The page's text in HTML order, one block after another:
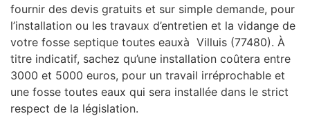
fournir des devis gratuits et sur simple demande, pour
l’installation ou les travaux d’entretien et la vidange de
votre fosse septique toutes eauxà Villuis (77480). À
titre indicatif, sachez qu’une installation coûtera entre
3000 et 5000 euros, pour un travail irréprochable et
une fosse toutes eaux qui sera installée dans le strict
respect de la législation.